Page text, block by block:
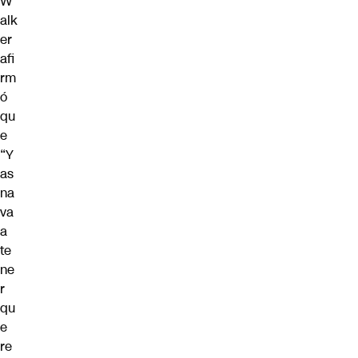
alk
er
afi
rm
ó
qu
e
“Y
as
na
va
a
te
ne
r
qu
e
re